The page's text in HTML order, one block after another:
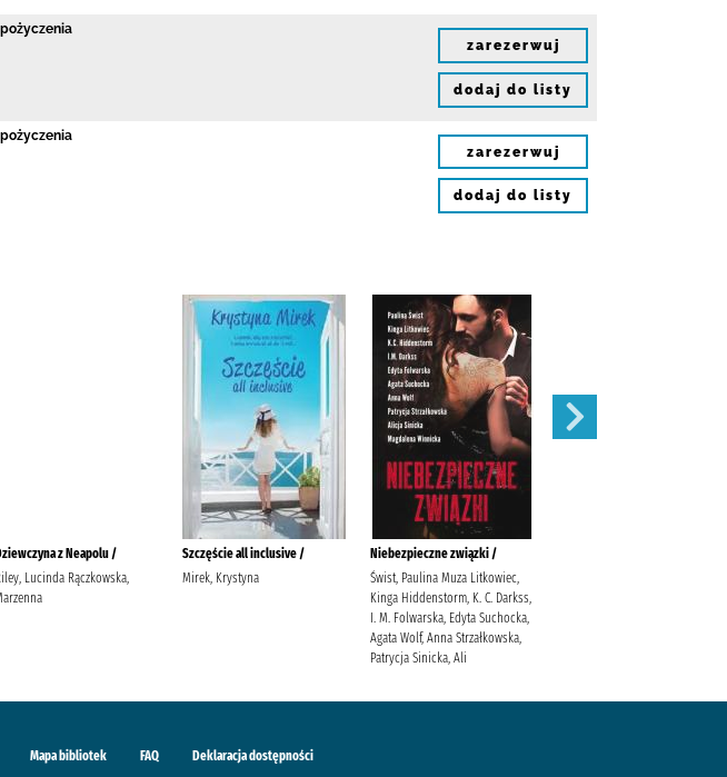
zarezerwuj
dodaj do listy
zarezerwuj
dodaj do listy
z Neapolu /
Lucinda Rączkowska,
Szczęście all inclusive /
Mirek, Krystyna
Niebezpieczne związki /
Świst, Paulina Muza Litkowiec,
Kinga Hiddenstorm, K. C. Darkss,
I. M. Folwarska, Edyta Suchocka,
Agata Wolf, Anna Strzałkowska,
Patrycja Sinicka, Ali
Mapa bibliotek FAQ Deklaracja dostępności